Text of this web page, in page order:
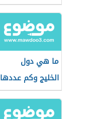
ما هي دول
الخليج وكم عددها